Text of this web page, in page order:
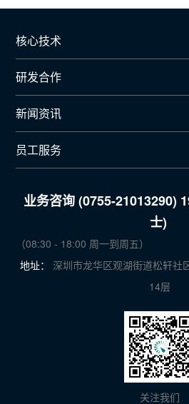
核心技术
研发合作
新闻资讯
员工服务
业务咨询 (0755-21013290)
士)
（08:30 - 18:00 周一到周五）
地址：
深圳市龙华区观湖街道松轩社
14层
关注我们